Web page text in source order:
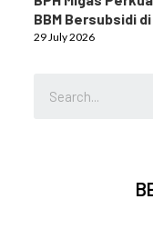
BBM Bersubsidi
29 July 2026